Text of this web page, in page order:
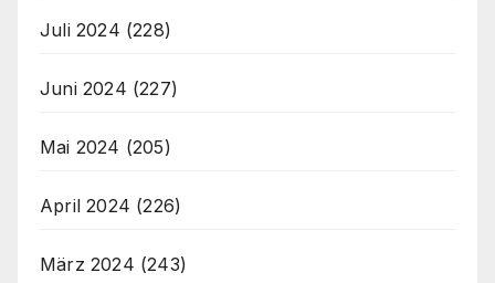
Juli 2024 (228)
Juni 2024 (227)
Mai 2024 (205)
April 2024 (226)
März 2024 (243)